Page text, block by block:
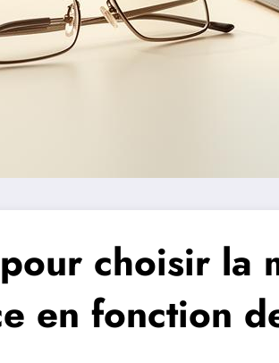
choisir la
en fonction